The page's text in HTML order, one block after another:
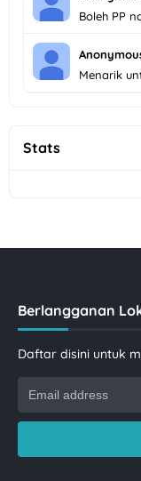
Boleh PP
Menarik
Stats
Berlangganan
Daftar disini untuk